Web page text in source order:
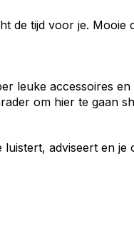
de tijd voor je. Mooie
leuke accessoires
om hier te gaan
adviseert en je